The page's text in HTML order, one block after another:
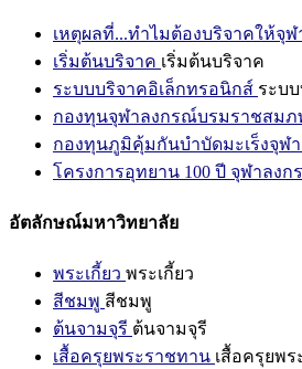
เหตุผลที่...ทำไมต้องบริจาคให้จุฬ
เริ่มต้นบริจาค เริ่มต้นบริจาค
ระบบบริจาคอิเล็กทรอนิกส์ ระบ
กองทุนจุฬาลงกรณ์บรมราชสมภ
กองทุนภูมิคุ้มกันบำบัดมะเร็งจุฬา
โครงการอุทยาน 100 ปี จุฬาลง
อัตลักษณ์มหาวิทยาลัย
พระเกี้ยว พระเกี้ยว
สีชมพู สีชมพู
ต้นจามจุรี ต้นจามจุรี
เสื้อครุยพระราชทาน เสื้อครุยพ